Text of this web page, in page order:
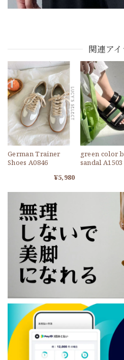
関連ア
German Trainer
Shoes A0846
¥5,980
green color
sandal A1503